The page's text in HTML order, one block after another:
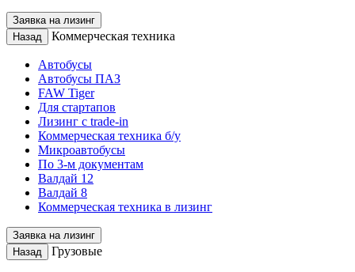
Заявка на лизинг
Назад
Коммерческая техника
Автобусы
Автобусы ПАЗ
FAW Tiger
Для стартапов
Лизинг с trade-in
Коммерческая техника б/у
Микроавтобусы
По 3-м документам
Валдай 12
Валдай 8
Коммерческая техника в лизинг
Заявка на лизинг
Назад
Грузовые